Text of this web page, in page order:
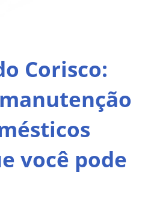
Corisco:
você pode